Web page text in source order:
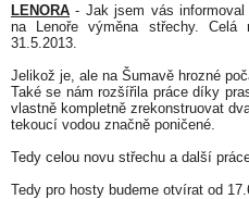
LENORA - Jak jsem vás
na Lenoře výměna střechy. Celá
31.5.2013.
Jelikož je, ale na Šumavě hrozné
Také se nám rozšířila práce díky
vlastně kompletně zrekonstruovat
tekoucí vodou značně poničené.
Tedy celou novu střechu a další
Tedy pro hosty budeme otvírat od